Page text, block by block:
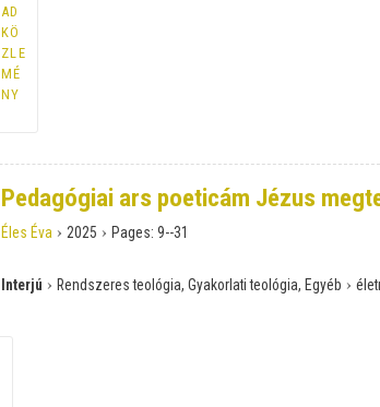
AD
KÖ
ZLE
MÉ
NY
Pedagógiai ars poeticám Jézus
Éles Éva › 2025 › Pages: 9--31
Interjú › Rendszeres teológia, Gyakorlati teológia, Egyéb ›